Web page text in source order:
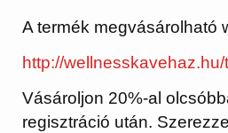
A termék megvásárolható
http://
Vásároljon 20%-al
regisztráció után.